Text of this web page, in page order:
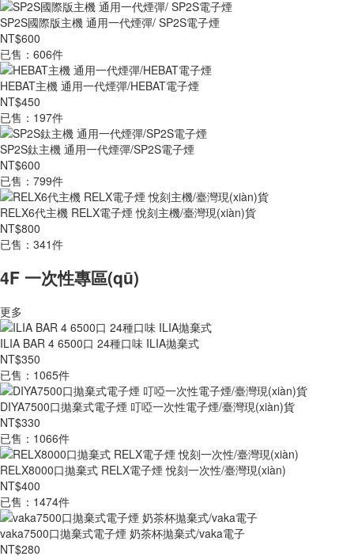
SP2S國際版主機 通用一代煙彈/ SP2S電子煙
NT$600
已售：606件
HEBAT主機 通用一代煙彈/HEBAT電子煙
NT$450
已售：197件
SP2S鈦主機 通用一代煙彈/SP2S電子煙
NT$600
已售：799件
RELX6代主機 RELX電子煙 悅刻主機/臺灣現(xiàn)貨
NT$800
已售：341件
4F 一次性專區(qū)
更多
ILIA BAR 4 6500口 24種口味 ILIA拋棄式
NT$350
已售：1065件
DIYA7500口拋棄式電子煙 叮啞一次性電子煙/臺灣現(xiàn)貨
NT$330
已售：1066件
RELX8000口拋棄式 RELX電子煙 悅刻一次性/臺灣現(xiàn)
NT$400
已售：1474件
vaka7500口拋棄式電子煙 奶茶杯拋棄式/vaka電子
NT$280